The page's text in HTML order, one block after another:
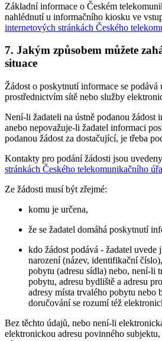
Základní informace o Českém
nahlédnutí u informačního kiosku ve
internetových stránkách Českého
7. Jakým způsobem můžete
situace
Žádost o poskytnutí informace se podává
prostřednictvím sítě nebo služby
Není-li žadateli na ústně podanou žádost
anebo nepovažuje-li žadatel informaci
podanou žádost za dostačující, je třeba
Kontakty pro podání žádosti jsou
stránkách Českého telekomunikačního
Ze žádosti musí být zřejmé:
komu je určena,
že se žadatel domáhá poskytnutí
kdo žádost podává - žadatel uvede
narození (název, identifikační
pobytu (adresu sídla) nebo, není-li
pobytu, adresu bydliště a adresu
adresy místa trvalého pobytu nebo
doručování se rozumí též
Bez těchto údajů, nebo není-li
elektronickou adresu povinného